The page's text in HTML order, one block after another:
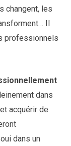
changent, les
Il
professionnels
dans
acquérir de
dans un